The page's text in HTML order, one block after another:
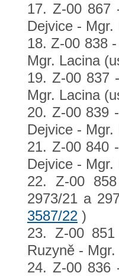
17. Z-00 867
Dejvice -
18. Z-00 838
Mgr. Lacina
19. Z-00 837
Mgr. Lacina
20. Z-00 839
Dejvice -
21. Z-00 840
Dejvice -
22. Z-00
2973/21 a
3587/22 )
23. Z-00
Ruzyně -
24. Z-00 836